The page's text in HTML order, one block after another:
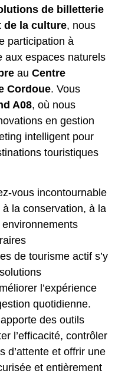
de billetterie
de la culture, nous
participation à
aux espaces naturels
au Centre
Cordoue. Vous
A08, où nous
en gestion
intelligent pour
touristiques
vous incontournable
la conservation, à la
de tourisme actif s’y
l’expérience
quotidienne.
apporte des outils
l’efficacité, contrôler
d’attente et offrir une
et entièrement